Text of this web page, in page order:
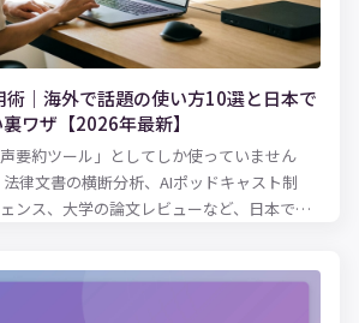
｜海外で話題の使い方10選と日本で
ワザ【2026年最新】
要約ツール」としてしか使っていません
律文書の横断分析、AIポッドキャスト制
ンス、大学の論文レビューなど、日本では
ーザーの裏ワザ・知っておくべき落とし穴